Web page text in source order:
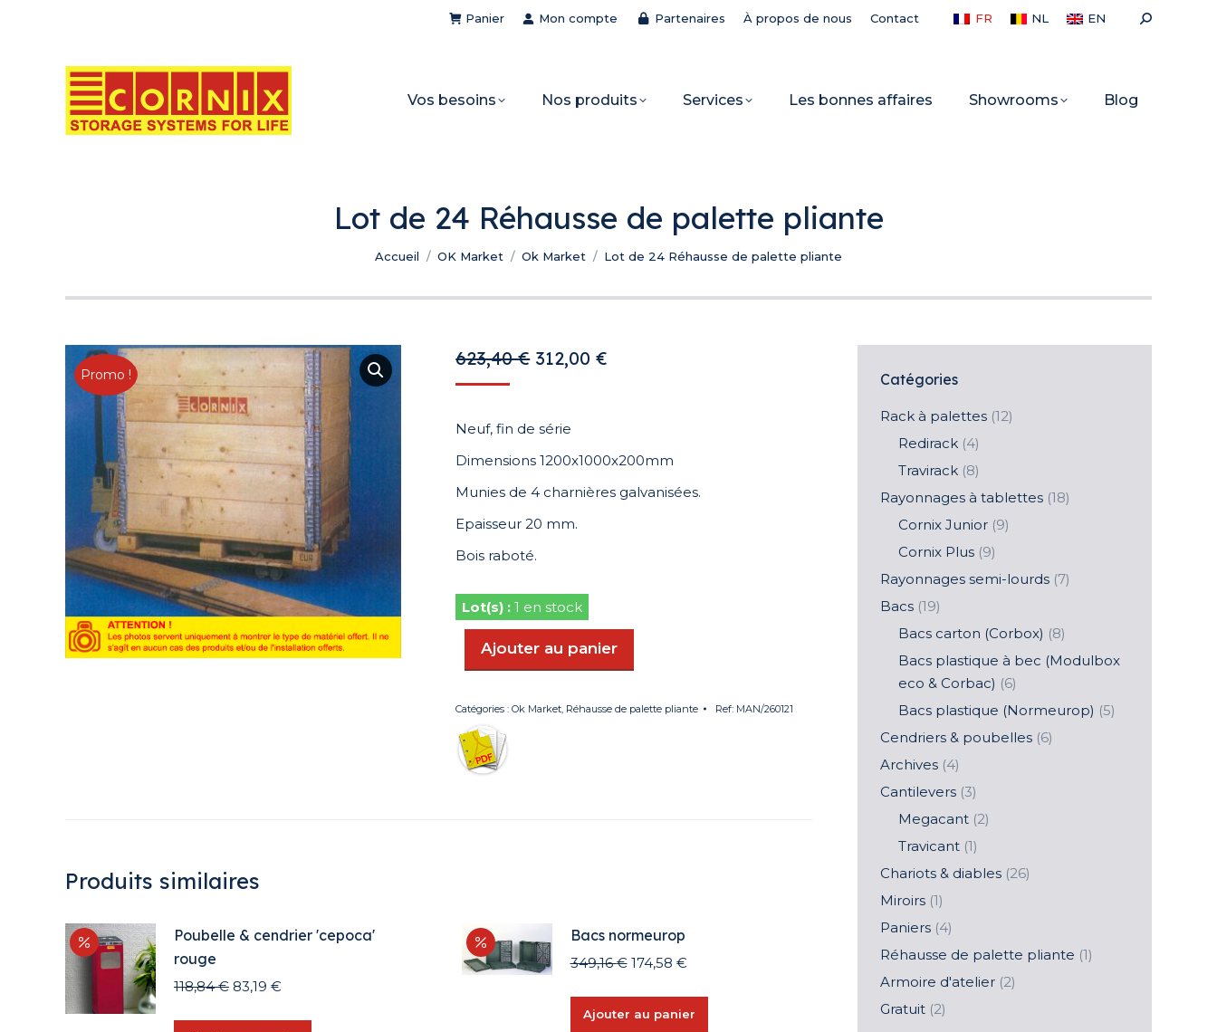
Panier Mon compte Partenaires À propos de nous Contact FR NL EN
Recherche
Vos besoins Nos produits Services Les bonnes affaires Showrooms Blog
Lot de 24 Réhausse de palette pliante
Vous êtes ici :
Accueil OK Market Ok Market Lot de 24 Réhausse de palette pliante
Promo !
623,40€ Le
était :
623,40 €.
312,00€
312,00 €.
Neuf, fin de série
Dimensions 1200x1000x200mm
Munies de 4 charnières galvanisées.
Epaisseur 20 mm.
Bois raboté.
1 en stock
Ajouter au panier
Catégories :Ok Market, Réhausse de palette pliante Ref: MAN/260121
Produits similaires
Poubelle & cendrier 'cepoca'
rouge
118,84€ Le
83,19 €
Bacs normeurop
349,16€ Le
174,58 €Le
Ajouter au panier
Catégories
Rack à palettes (12)
Redirack (4)
Travirack (8)
Rayonnages à tablettes (18)
Cornix Junior (9)
Cornix Plus (9)
Rayonnages semi-lourds (7)
Bacs (19)
Bacs carton (Corbox) (8)
Bacs plastique à bec (Modulbox
eco & Corbac) (6)
Bacs plastique (Normeurop) (5)
Cendriers & poubelles (6)
Archives (4)
Cantilevers (3)
Megacant (2)
Travicant (1)
Chariots & diables (26)
Miroirs (1)
Paniers (4)
Réhausse de palette pliante (1)
Armoire d'atelier (2)
Gratuit (2)